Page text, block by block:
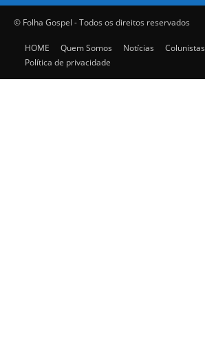
© Folha Gospel - Todos os direitos reservados
HOME Quem Somos Notícias Colunistas
Política de privacidade